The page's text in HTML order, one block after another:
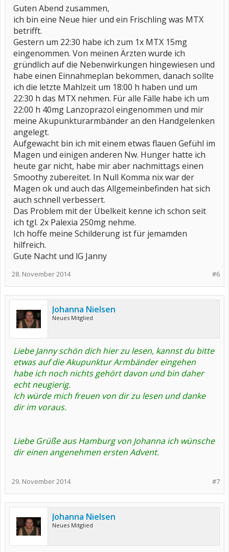
schulmedizinisch wäre egal, Hauptsache es hilft ein bisschen
LG Sylvi
Guten Abend zusammen,
ich bin eine Neue hier und ein Frischling was MTX
betrifft.
Gestern um 22:30 habe ich zum 1x MTX 15mg
eingenommen. Von meinen Ärzten wurde ich
gründlich auf die Nebenwirkungen hingewiesen und
habe einen Einnahmeplan bekommen, danach sollte
ich die letzte Mahlzeit um 18:00 h haben und um
22:30 h das MTX nehmen. Für alle Fälle habe ich um
22:00 h 40mg Lanzoprazol eingenommen und mir
meine Akupunkturarmbänder an den Handgelenken
angelegt.
Aufgewacht bin ich mit einem etwas flauen Gefühl im
Magen und einigen anderen Nw. Hunger hatte ich
heute gar nicht, habe mir aber nachmittags einen
Smoothy zubereitet. In Null Komma nix war der
Magen ok und auch das Allgemeinbefinden hat sich
auch schnell verbessert.
Das Problem mit der Übelkeit kenne ich schon seit
ich tgl. 2x Palexia 250mg nehme.
Ich hoffe meine Schilderung ist für jemamden
hilfreich.
Gute Nacht und lG Janny
#6
28. November 2014
Johanna Nielsen
Neues Mitglied
Liebe Janny schön dich hier zu lesen, kannst du bitte
etwas auf die Akupunktur Armbänder eingehen
habe ich noch nichts gehört davon und bin daher
echt neugierig.
Ich würde mich freuen von dir zu lesen und danke
dir im voraus.
Liebe Grüße aus Hamburg von Johanna ich wünsche
dir einen angenehmen ersten Advent.
#7
29. November 2014
Johanna Nielsen
Neues Mitglied